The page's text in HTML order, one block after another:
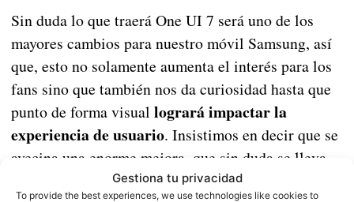
Gestiona tu privacidad
To provide the best experiences, we use technologies like cookies to
Sin duda lo que traerá One UI 7 será uno de los
mayores cambios para nuestro móvil Samsung, así
que, esto no solamente aumenta el interés para los
fans sino que también nos da curiosidad hasta que
punto de forma visual logrará impactar la
experiencia de usuario. Insistimos en decir que se
avecina una enorme mejora, que sin duda se lleva
mucho tiempo pidiendo.